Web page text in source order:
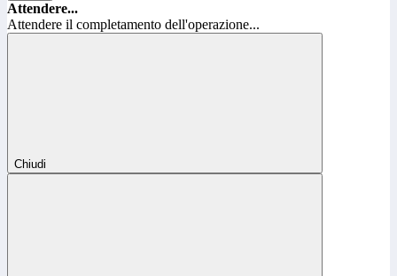
Attendere...
Attendere il completamento dell'operazione...
Chiudi